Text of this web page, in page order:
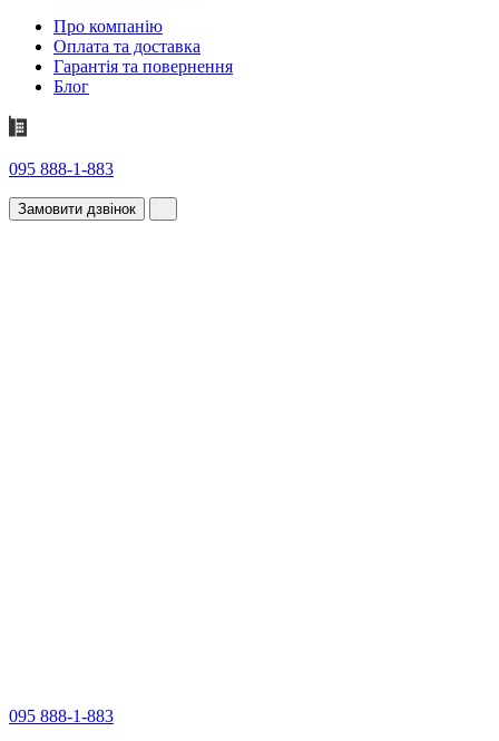
Про компанію
Оплата та доставка
Гарантія та повернення
Блог
095 888-1-883
Замовити дзвінок
095 888-1-883